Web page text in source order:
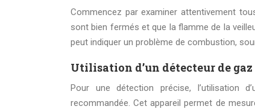
Commencez par examiner attentivement
sont bien fermés et que la flamme de la
peut indiquer un problème de combustion,
Utilisation d’un détecteur de
Pour une détection précise, l’utilisation
recommandée. Cet appareil permet de